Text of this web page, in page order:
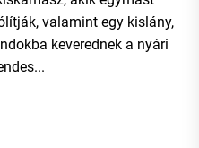
valamint egy kislány,
keverednek a nyári